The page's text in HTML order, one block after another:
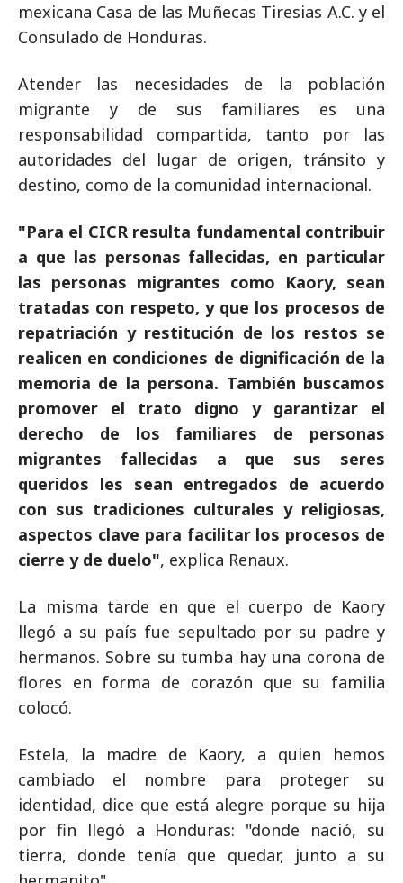
mexicana Casa de las Muñecas Tiresias A.C. y el
Consulado de Honduras.
Atender las necesidades de la población
migrante y de sus familiares es una
responsabilidad compartida, tanto por las
autoridades del lugar de origen, tránsito y
destino, como de la comunidad internacional.
"Para el CICR resulta fundamental contribuir
a que las personas fallecidas, en particular
las personas migrantes como Kaory, sean
tratadas con respeto, y que los procesos de
repatriación y restitución de los restos se
realicen en condiciones de dignificación de la
memoria de la persona. También buscamos
promover el trato digno y garantizar el
derecho de los familiares de personas
migrantes fallecidas a que sus seres
queridos les sean entregados de acuerdo
con sus tradiciones culturales y religiosas,
aspectos clave para facilitar los procesos de
cierre y de duelo", explica Renaux.
La misma tarde en que el cuerpo de Kaory
llegó a su país fue sepultado por su padre y
hermanos. Sobre su tumba hay una corona de
flores en forma de corazón que su familia
colocó.
Estela, la madre de Kaory, a quien hemos
cambiado el nombre para proteger su
identidad, dice que está alegre porque su hija
por fin llegó a Honduras: "donde nació, su
tierra, donde tenía que quedar, junto a su